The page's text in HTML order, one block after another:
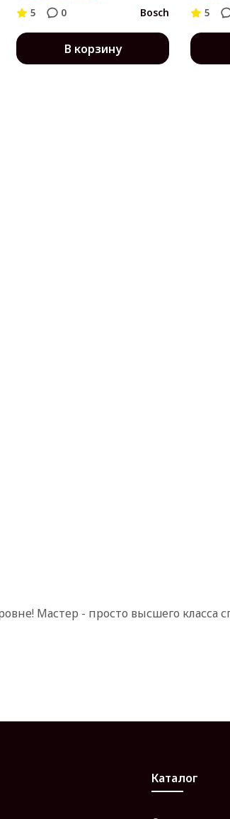
5
0 Bosch
В корзину
5
Мастер - просто высшего
Каталог